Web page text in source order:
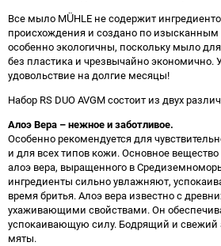
Все мыло MÜHLE не содержит
происхождения и создано по
особенно экологичны, поскольку мыло
без пластика и чрезвычайно
удовольствие на долгие месяцы!
Набор RS DUO AVGM состоит из двух
Алоэ Вера – нежное и заботливое.
Особенно рекомендуется для
и для всех типов кожи. Основное
алоэ вера, выращенного в
ингредиенты сильно увлажняют,
время бритья. Алоэ вера известно с
ухаживающими свойствами. Он
успокаивающую силу. Бодрящий и свежий
мяты.